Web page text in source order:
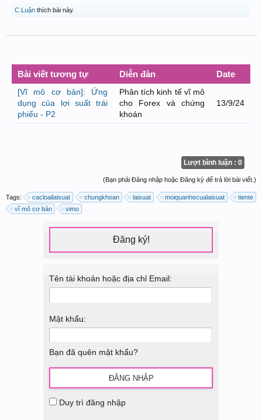
C.Luận thích bài này.
Bài viết tương tự Diễn đàn Date
[Vĩ mô cơ bản]: Ứng
dụng của lợi suất trái
phiếu - P2
Phân tích kinh tế vĩ mô
cho Forex và chứng
khoán
13/9/24
Lượt bình luận : 0
(Bạn phải Đăng nhập hoặc Đăng ký để trả lời bài viết.)
Tags: cacloailaisuat chungkhoan laisuat moiquanhecualaisuat
tiente
vĩ mô cơ bản
vimo
Đăng ký!
Tên tài khoản hoặc địa chỉ Email:
Mật khẩu:
Bạn đã quên mật khẩu?
Duy trì đăng nhập